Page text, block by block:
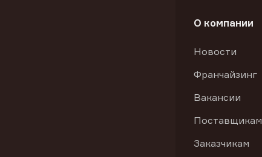
О компании
Новости
Франчайзинг
Вакансии
Поставщикам
Заказчикам